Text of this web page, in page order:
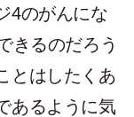
4のがんにな
きるのだろう
とはしたくあ
あるように気